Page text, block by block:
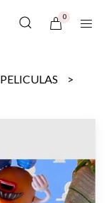
0
PELICULAS